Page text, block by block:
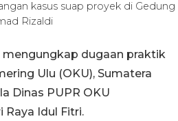
kasus suap proyek di Gedung
Rizaldi
mengungkap dugaan praktik
Ulu (OKU), Sumatera
Dinas PUPR OKU
Raya Idul Fitri.